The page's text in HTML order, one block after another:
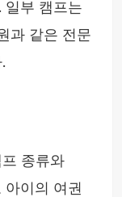
일부 캠프는
과 같은 전문
종류와
아이의 여권